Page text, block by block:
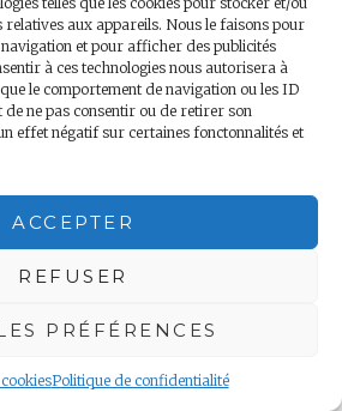
aux appareils. Nous le faisons pour
navigation et pour afficher des publicités
à ces technologies nous autorisera à
le comportement de navigation ou les ID
de ne pas consentir ou de retirer son
effet négatif sur certaines fonctonnalités et
ACCEPTER
REFUSER
PRÉFÉRENCES
Politique de confidentialité
PAGE FACEBOOK
page Facebook
marketing et activer